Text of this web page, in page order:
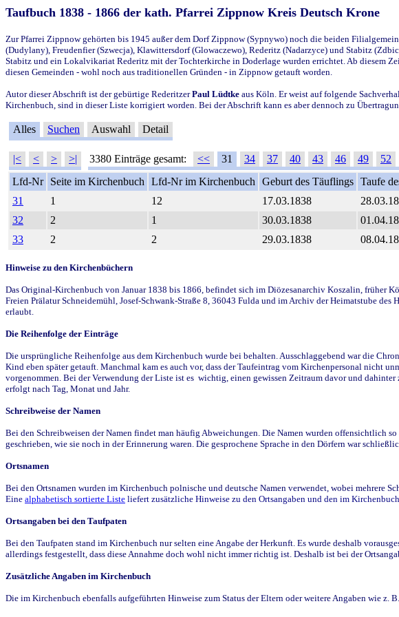
Taufbuch 1838 - 1866 der kath. Pfarrei Zippnow Kreis Deutsch Krone
Zur Pfarrei Zippnow gehörten bis 1945 außer dem Dorf Zippnow (Sypnywo) noch die beiden
(Dudylany), Freudenfier (Szwecja), Klawittersdorf (Glowaczewo), Rederitz (Nadarzyce) und Stabitz
Stabitz und ein Lokalvikariat Rederitz mit der Tochterkirche in Doderlage wurden errichtet. Ab diesem
diesen Gemeinden - wohl noch aus traditionellen Gründen - in Zippnow getauft worden.
Autor dieser Abschrift ist der gebürtige RederitzerPaul Lüdtke aus Köln. Er weist auf folgende
Kirchenbuch, sind in dieser Liste korrigiert worden. Bei der Abschrift kann es aber dennoch zu
Alles Suchen Auswahl Detail
|< < > >| 3380 Einträge gesamt: << 31 34 37 40 43 46 49 52
Lfd-Nr
Seite im Kirchenbuch Lfd-Nr im Kirchenbuch Geburt des Täuflings Taufe
31
1 12 17.03.1838
32
2 1 30.03.1838
33
2 2 29.03.1838
Hinweise zu den Kirchenbüchern
Das Original-Kirchenbuch von Januar 1838 bis 1866, befindet sich im Diözesanarchiv Koszalin, früher
Freien Prälatur Schneidemühl, Josef-Schwank-Straße 8, 36043 Fulda und im Archiv der Heimatstube
erlaubt.
Die Reihenfolge der Einträge
Die ursprüngliche Reihenfolge aus dem Kirchenbuch wurde bei behalten. Ausschlaggebend war die
Kind eben später getauft. Manchmal kam es auch vor, dass der Taufeintrag vom Kirchenpersonal nicht
vorgenommen. Bei der Verwendung der Liste ist es wichtig, einen gewissen Zeitraum davor und
erfolgt nach Tag, Monat und Jahr.
Schreibweise der Namen
Bei den Schreibweisen der Namen findet man häufig Abweichungen. Die Namen wurden offensichtlich
geschrieben, wie sie noch in der Erinnerung waren. Die gesprochene Sprache in den Dörfern war
Ortsnamen
Bei den Ortsnamen wurden im Kirchenbuch polnische und deutsche Namen verwendet, wobei mehrere
Eine alphabetisch sortierte Liste liefert zusätzliche Hinweise zu den Ortsangaben und den im
Ortsangaben bei den Taufpaten
Bei den Taufpaten stand im Kirchenbuch nur selten eine Angabe der Herkunft. Es wurde deshalb
allerdings festgestellt, dass diese Annahme doch wohl nicht immer richtig ist. Deshalb ist bei der
Zusätzliche Angaben im Kirchenbuch
Die im Kirchenbuch ebenfalls aufgeführten Hinweise zum Status der Eltern oder weitere Angaben wie z.